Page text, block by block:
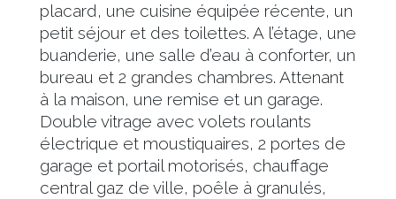
placard, une cuisine équipée récente, un
petit séjour et des toilettes. A l’étage, une
buanderie, une salle d’eau à conforter, un
bureau et 2 grandes chambres. Attenant
à la maison, une remise et un garage.
Double vitrage avec volets roulants
électrique et moustiquaires, 2 portes de
garage et portail motorisés, chauffage
central gaz de ville, poêle à granulés,